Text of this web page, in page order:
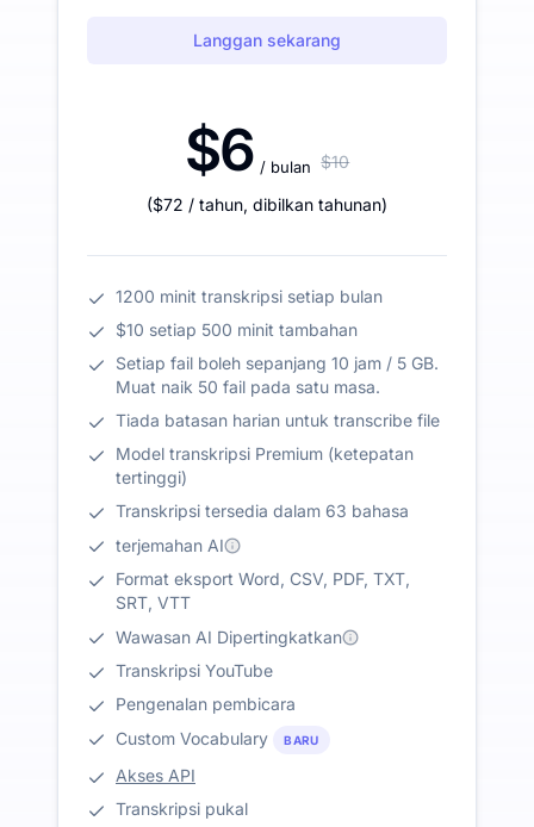
Langgan sekarang
$6 / bulan $10
($72 / tahun, dibilkan tahunan)
1200 minit transkripsi setiap bulan
$10 setiap 500 minit tambahan
Setiap fail boleh sepanjang 10 jam / 5 GB.
Muat naik 50 fail pada satu masa.
Tiada batasan harian untuk transcribe file
Model transkripsi Premium (ketepatan
tertinggi)
Transkripsi tersedia dalam 63 bahasa
terjemahan AI
Format eksport Word, CSV, PDF, TXT,
SRT, VTT
Wawasan AI Dipertingkatkan
Transkripsi YouTube
Pengenalan pembicara
Custom Vocabulary
BARU
Akses API
Transkripsi pukal